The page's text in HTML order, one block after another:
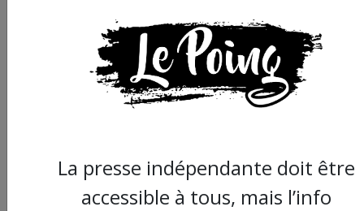
qualité nécessite du temps et de
l’argent, surtout quand on refuse
d’être aux ordres de Bolloré et de
ses amis… Pourvu que ça dure ! Ça
tombe bien, ça ne tient qu’à vous :
JE FAIS UN DON
La presse indépendante doit être
accessible à tous, mais l’info